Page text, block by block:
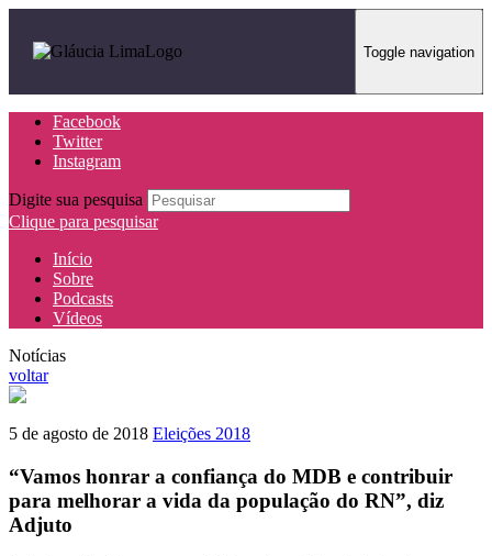
Toggle navigation
Facebook
Twitter
Instagram
Digite sua pesquisa
Clique para pesquisar
Início
Sobre
Podcasts
Vídeos
Notícias
voltar
5 de agosto de 2018 Eleições 2018
“Vamos honrar a confiança do MDB e contribuir
para melhorar a vida da população do RN”, diz
Adjuto